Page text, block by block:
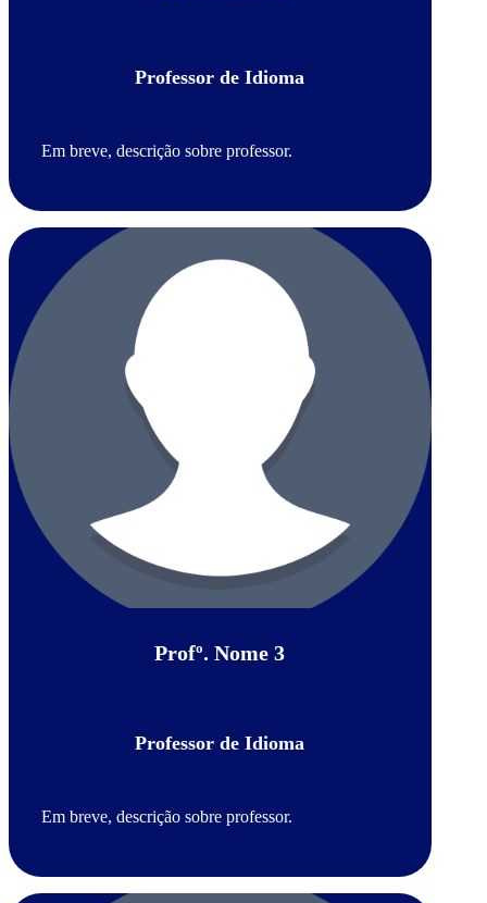
Professor de Idioma
Em breve, descrição sobre professor.
Profº. Nome 3
Professor de Idioma
Em breve, descrição sobre professor.